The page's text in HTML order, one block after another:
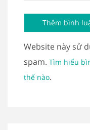
Website này sử
spam. Tìm hiểu
thế nào.